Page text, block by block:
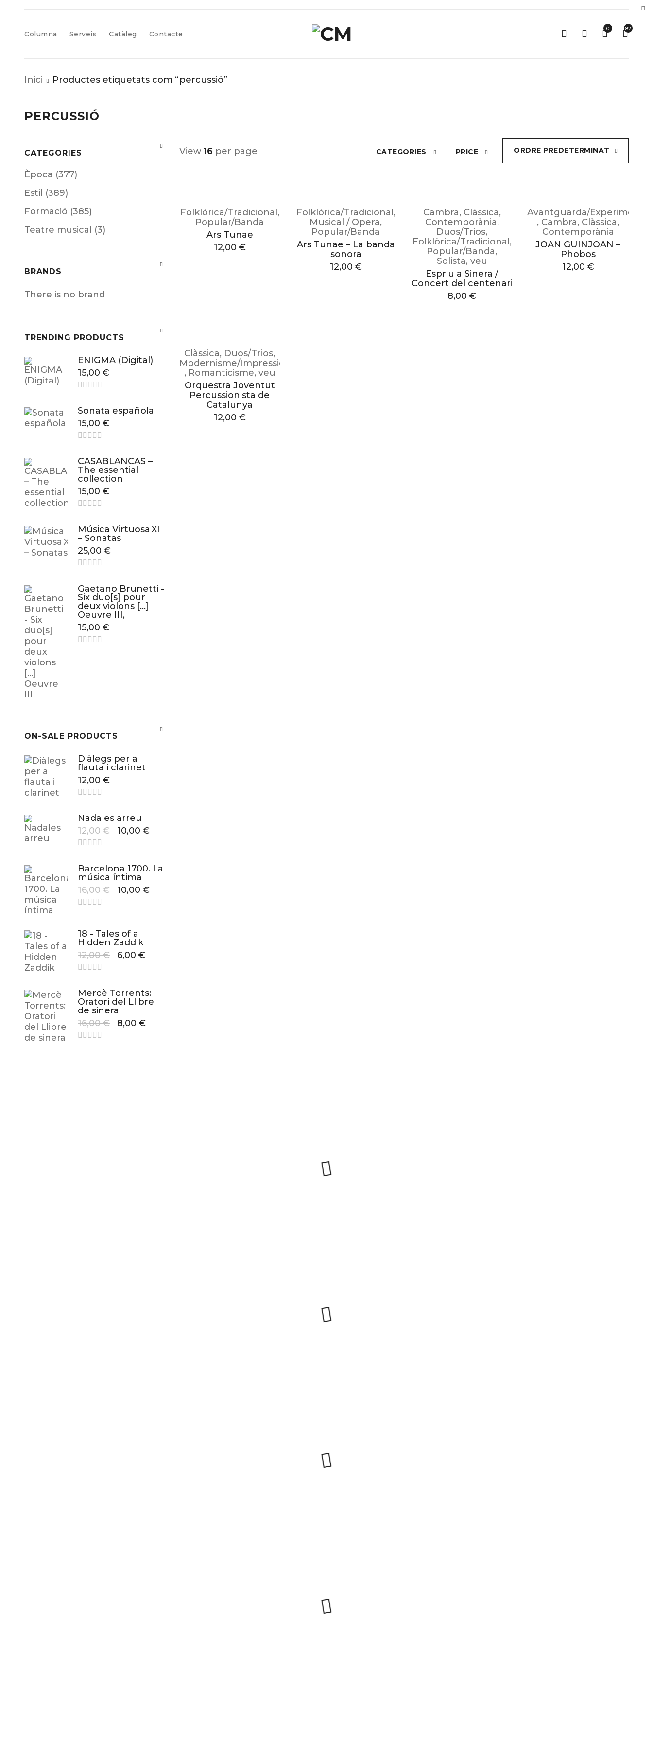
Columna Serveis Catàleg Contacte
82
0
Inici Productes etiquetats com “percussió”
PERCUSSIÓ
CATEGORIES
Època (377)
Estil (389)
Formació (385)
Teatre musical (3)
BRANDS
There is no brand
TRENDING PRODUCTS
ENIGMA (Digital)
15,00 €
Sonata española
15,00 €
CASABLANCAS –
The essential
collection
15,00 €
Música Virtuosa XI
– Sonatas
25,00 €
Gaetano Brunetti -
Six duo[s] pour
deux violons […]
Oeuvre III,
15,00 €
ON-SALE PRODUCTS
Diàlegs per a
flauta i clarinet
12,00 €
Nadales arreu
12,00€ 10,00 €
Barcelona 1700. La
música íntima
16,00€ 10,00 €
18 - Tales of a
Hidden Zaddik
12,00€ 6,00 €
Mercè Torrents:
Oratori del Llibre
de sinera
16,00€ 8,00 €
ORDRE PREDETERMINAT
View 16 per page CATEGORIES PRICE
Folklòrica/Tradicional ,
Popular/Banda
Ars Tunae
12,00 €
Folklòrica/Tradicional ,
Musical / Opera,
Popular/Banda
Ars Tunae – La banda
sonora
12,00 €
Cambra, Clàssica,
Contemporània,
Duos/Trios,
Folklòrica/Tradicional ,
Popular/Banda,
Solista, veu
Espriu a Sinera /
Concert del centenari
8,00€
Avantguarda/Experimental
, Cambra, Clàssica,
Contemporània
JOAN GUINJOAN –
Phobos
12,00 €
Clàssica, Duos/Trios,
Modernisme/Impressionisme
, Romanticisme, veu
Orquestra Joventut
Percussionista de
Catalunya
12,00 €